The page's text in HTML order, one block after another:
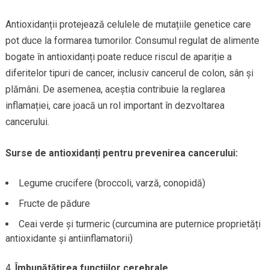
Antioxidanții protejează celulele de mutațiile genetice care
pot duce la formarea tumorilor. Consumul regulat de alimente
bogate în antioxidanți poate reduce riscul de apariție a
diferitelor tipuri de cancer, inclusiv cancerul de colon, sân și
plămâni. De asemenea, aceștia contribuie la reglarea
inflamației, care joacă un rol important în dezvoltarea
cancerului.
Surse de antioxidanți pentru prevenirea cancerului:
Legume crucifere (broccoli, varză, conopidă)
Fructe de pădure
Ceai verde și turmeric (curcumina are puternice proprietăți
antioxidante și antiinflamatorii)